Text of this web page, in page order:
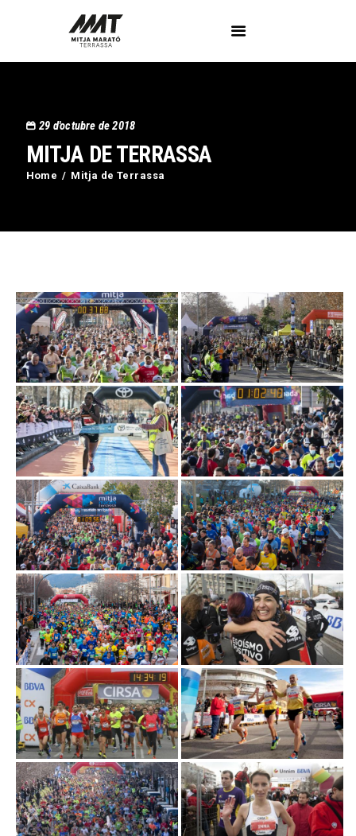
29 d'octubre de 2018
MITJA DE TERRASSA
Home Mitja de Terrassa
Voluntaris
Circuit Activa’t
Imatges